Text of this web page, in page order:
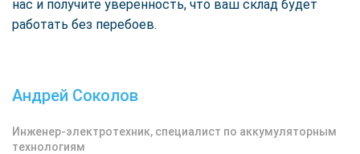
нас и получите уверенность, что ваш склад будет
работать без перебоев.
Андрей Соколов
Инженер-электротехник, специалист по аккумуляторным
технологиям